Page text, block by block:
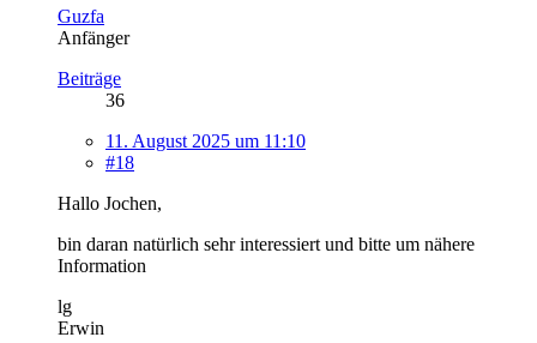
Guzfa
Anfänger
Beiträge
36
11. August 2025 um 11:10
#18
Hallo Jochen,
bin daran natürlich sehr interessiert und bitte um nähere
Information
lg
Erwin